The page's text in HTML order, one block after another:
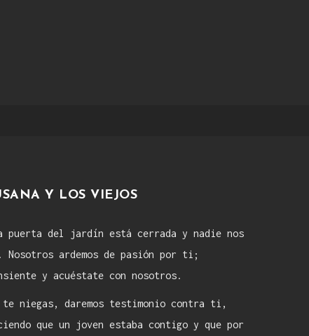
Y LOS VIEJOS
puerta del jardín está cerrada y nadie nos
Nosotros ardemos de pasión por ti;
y acuéstate con nosotros.
niegas, daremos testimonio contra ti,
que un joven estaba contigo y que por